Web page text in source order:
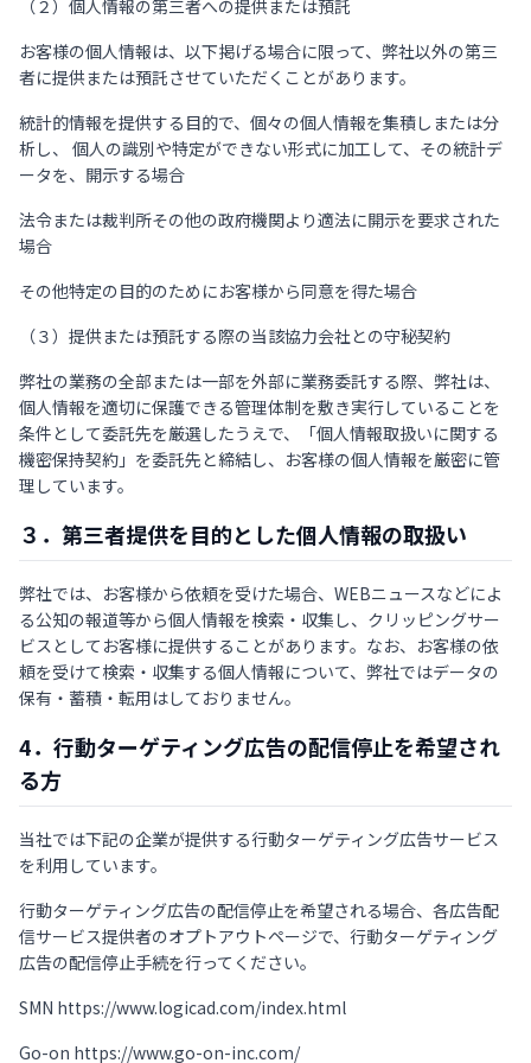
（２）個人情報の第三者への提供または預託
お客様の個人情報は、以下掲げる場合に限って、弊社以外の第三
者に提供または預託させていただくことがあります。
統計的情報を提供する目的で、個々の個人情報を集積しまたは分
析し、 個人の識別や特定ができない形式に加工して、その統計デ
ータを、開示する場合
法令または裁判所その他の政府機関より適法に開示を要求された
場合
その他特定の目的のためにお客様から同意を得た場合
（３）提供または預託する際の当該協力会社との守秘契約
弊社の業務の全部または一部を外部に業務委託する際、弊社は、
個人情報を適切に保護できる管理体制を敷き実行していることを
条件として委託先を厳選したうえで、「個人情報取扱いに関する
機密保持契約」を委託先と締結し、お客様の個人情報を厳密に管
理しています。
３．第三者提供を目的とした個人情報の取扱い
弊社では、お客様から依頼を受けた場合、WEBニュースなどによ
る公知の報道等から個人情報を検索・収集し、クリッピングサー
ビスとしてお客様に提供することがあります。なお、お客様の依
頼を受けて検索・収集する個人情報について、弊社ではデータの
保有・蓄積・転用はしておりません。
4．行動ターゲティング広告の配信停止を希望され
る方
当社では下記の企業が提供する行動ターゲティング広告サービス
を利用しています。
行動ターゲティング広告の配信停止を希望される場合、各広告配
信サービス提供者のオプトアウトページで、行動ターゲティング
広告の配信停止手続を行ってください。
SMN https://www.logicad.com/index.html
Go-on https://www.go-on-inc.com/